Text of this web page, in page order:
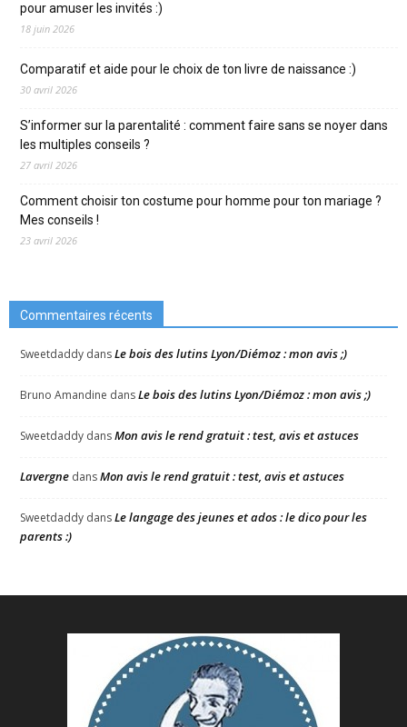
pour amuser les invités :)
18 juin 2026
Comparatif et aide pour le choix de ton livre de naissance :)
30 avril 2026
S’informer sur la parentalité : comment faire sans se noyer dans
les multiples conseils ?
27 avril 2026
Comment choisir ton costume pour homme pour ton mariage ?
Mes conseils !
23 avril 2026
Commentaires récents
Sweetdaddy dansLe bois des lutins Lyon/Diémoz : mon avis ;)
Bruno Amandine dansLe bois des lutins Lyon/Diémoz : mon avis ;)
Sweetdaddy dansMon avis le rend gratuit : test, avis et astuces
Lavergne dansMon avis le rend gratuit : test, avis et astuces
Sweetdaddy dansLe langage des jeunes et ados : le dico pour les
parents :)